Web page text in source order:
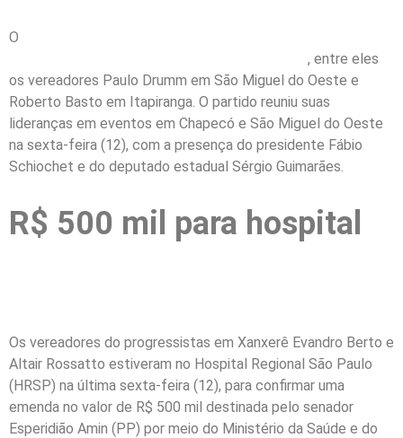
O
, entre eles
os vereadores Paulo Drumm em São Miguel do Oeste e
Roberto Basto em Itapiranga. O partido reuniu suas
lideranças em eventos em Chapecó e São Miguel do Oeste
na sexta-feira (12), com a presença do presidente Fábio
Schiochet e do deputado estadual Sérgio Guimarães.
R$ 500 mil para hospital
Os vereadores do progressistas em Xanxerê Evandro Berto e
Altair Rossatto estiveram no Hospital Regional São Paulo
(HRSP) na última sexta-feira (12), para confirmar uma
emenda no valor de R$ 500 mil destinada pelo senador
Esperidião Amin (PP) por meio do Ministério da Saúde e do